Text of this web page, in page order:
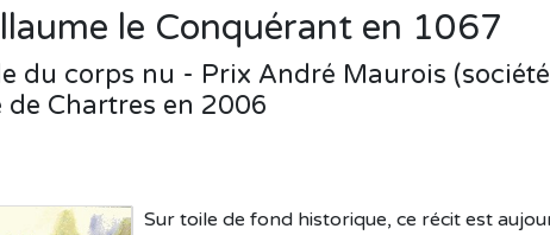
le Conquérant en 1067
du corps nu - Prix André Maurois
Chartres en 2006
Sur toile de fond historique, ce récit est